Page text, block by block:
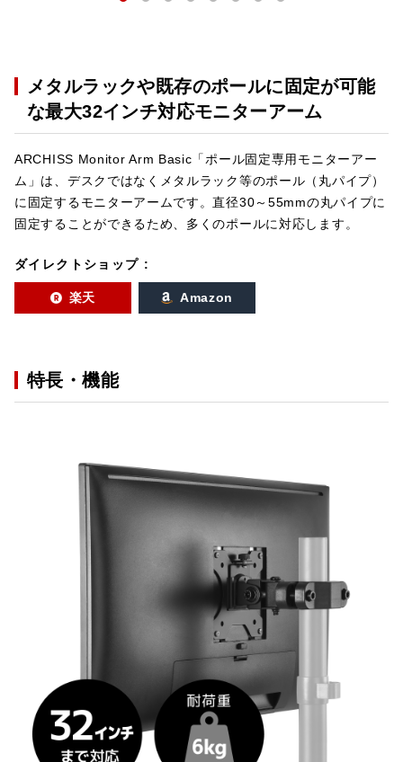
メタルラックや既存のポールに固定が可能
な最大32インチ対応モニターアーム
ARCHISS Monitor Arm Basic「ポール固定専用モニターアー
ム」は、デスクではなくメタルラック等のポール（丸パイプ）
に固定するモニターアームです。直径30～55mmの丸パイプに
固定することができるため、多くのポールに対応します。
ダイレクトショップ :
楽天 Amazon
特長・機能